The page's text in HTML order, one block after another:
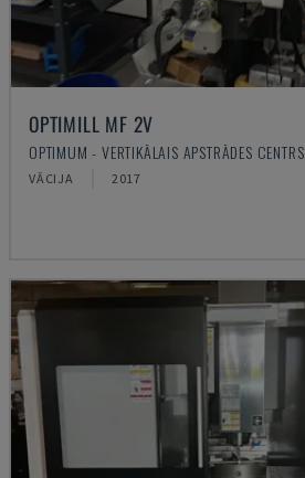
OPTIMILL MF 2V
OPTIMUM - VERTIKĀLAIS APSTRĀDES CENTRS
VĀCIJA 2017